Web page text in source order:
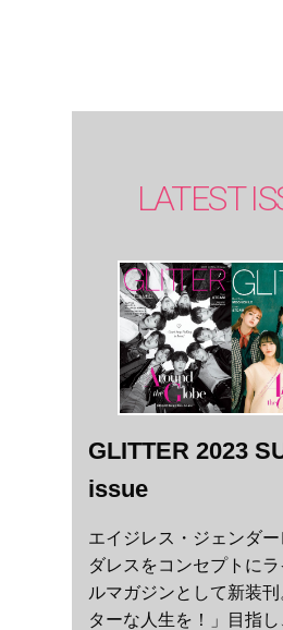
LATEST
GLITTER 2023
issue
エイジレス・ジェンダ
ダレスをコンセプトにラ
ルマガジンとして新装
ターな人生を！」目指